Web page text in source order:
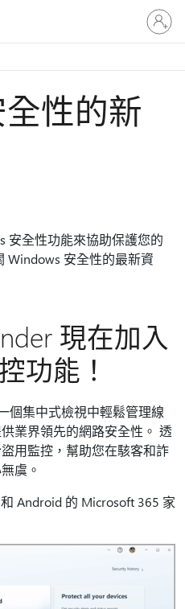
登
入
您
性的新
安全性功能來協助保護您的
Windows 安全性的最新資
現在加入
功能！
個集中式檢視中輕鬆管理線
業界領先的網路安全性。 透
用監控，幫助您在駭客和詐
虞。
Android 的 Microsoft 365 家